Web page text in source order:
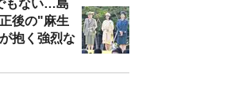
もない…島
後の"麻生
抱く強烈な